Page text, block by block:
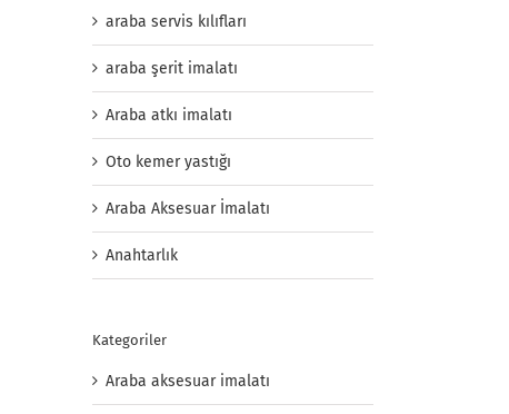
araba servis kılıfları
araba şerit imalatı
Araba atkı imalatı
Oto kemer yastığı
Araba Aksesuar İmalatı
Anahtarlık
Kategoriler
Araba aksesuar imalatı